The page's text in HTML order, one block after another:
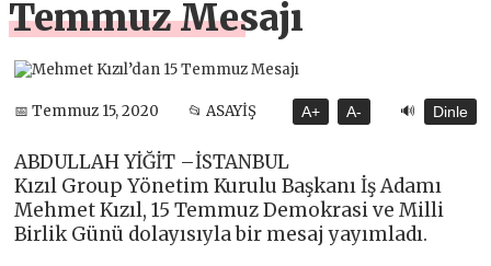
Temmuz Mesajı
📅 Temmuz 15, 2020 📂 ASAYİŞ A+ A- 🔊 Dinle
ABDULLAH YİĞİT –İSTANBUL
Kızıl Group Yönetim Kurulu Başkanı İş Adamı
Mehmet Kızıl, 15 Temmuz Demokrasi ve Milli
Birlik Günü dolayısıyla bir mesaj yayımladı.